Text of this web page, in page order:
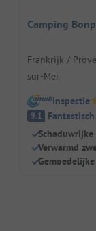
Camping
Frankrijk /
sur-Mer
Inspectie
9.1 Fantastisch
Verwarmd